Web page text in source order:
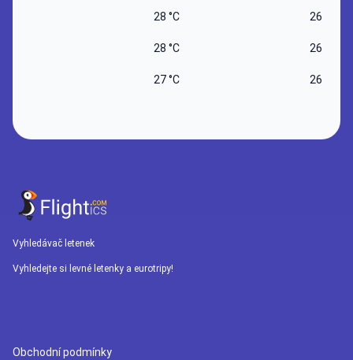
28 °C 26 °C
28 °C 26 °C
27 °C 26 °C
Vyhledávač letenek
Vyhledejte si levné letenky a eurotripy!
Obchodní podmínky